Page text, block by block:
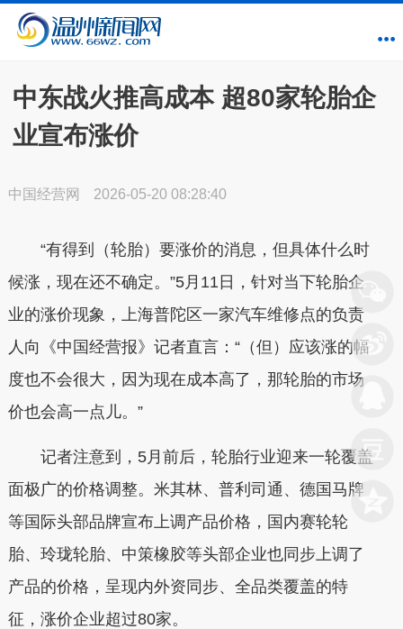
中东战火推高成本 超80家轮胎企
业宣布涨价
中国经营网 2026-05-20 08:28:40
“有得到（轮胎）要涨价的消息，但具体什么时
候涨，现在还不确定。”5月11日，针对当下轮胎企
业的涨价现象，上海普陀区一家汽车维修点的负责
人向《中国经营报》记者直言：“（但）应该涨的幅
度也不会很大，因为现在成本高了，那轮胎的市场
价也会高一点儿。”
记者注意到，5月前后，轮胎行业迎来一轮覆盖
面极广的价格调整。米其林、普利司通、德国马牌
等国际头部品牌宣布上调产品价格，国内赛轮轮
胎、玲珑轮胎、中策橡胶等头部企业也同步上调了
产品的价格，呈现内外资同步、全品类覆盖的特
征，涨价企业超过80家。